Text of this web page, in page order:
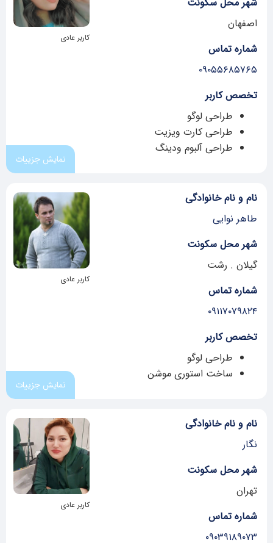
کاربر عادی
اصفهان
شماره تماس
۰۹۰۵۵۶۸۵۷۶۵
تخصص کاربر
طراحی لوگو
طراحی کارت ویزیت
طراحی آلبوم ودینگ
نمایش جزییات
کاربر عادی
نام و نام خانوادگی
طاهر نوایی
شهر محل سکونت
گیلان . رشت
شماره تماس
۰۹۱۱۷۰۷۹۸۲۴
تخصص کاربر
طراحی لوگو
ساخت استوری موشن
نمایش جزییات
کاربر عادی
نام و نام خانوادگی
نگار
شهر محل سکونت
تهران
شماره تماس
۰۹۰۳۹۱۸۹۰۷۳